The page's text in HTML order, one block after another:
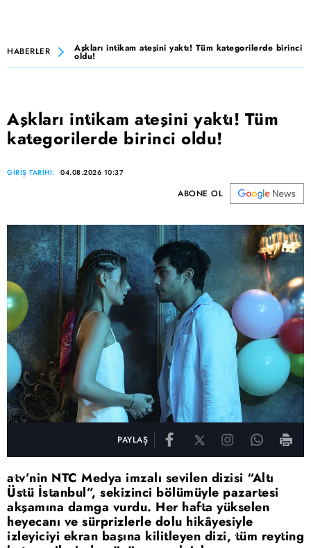
HABERLER Aşkları intikam ateşini yaktı! Tüm kategorilerde birinci
oldu!
Aşkları intikam ateşini yaktı! Tüm
kategorilerde birinci oldu!
GİRİŞ TARİHİ: 04.08.2026 10:37
ABONE OL
PAYLAŞ
atv’nin NTC Medya imzalı sevilen dizisi “Altı
Üstü İstanbul”, sekizinci bölümüyle pazartesi
akşamına damga vurdu. Her hafta yükselen
heyecanı ve sürprizlerle dolu hikâyesiyle
izleyiciyi ekran başına kilitleyen dizi, tüm reyting